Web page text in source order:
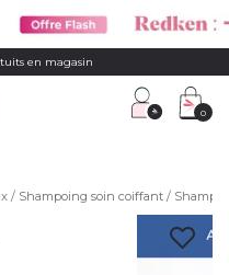
en magasin
0
Shampoing soin coiffant